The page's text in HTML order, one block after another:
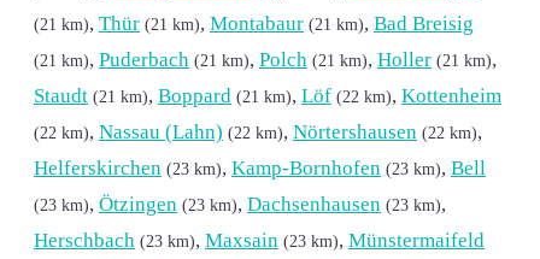
(21 km), Thür (21 km), Montabaur (21 km), Bad Breisig
(21 km), Puderbach (21 km), Polch (21 km), Holler (21 km),
Staudt (21 km), Boppard (21 km), Löf (22 km), Kottenheim
(22 km), Nassau (Lahn) (22 km), Nörtershausen (22 km),
Helferskirchen (23 km), Kamp-Bornhofen (23 km), Bell
(23 km), Ötzingen (23 km), Dachsenhausen (23 km),
Herschbach (23 km), Maxsain (23 km), Münstermaifeld